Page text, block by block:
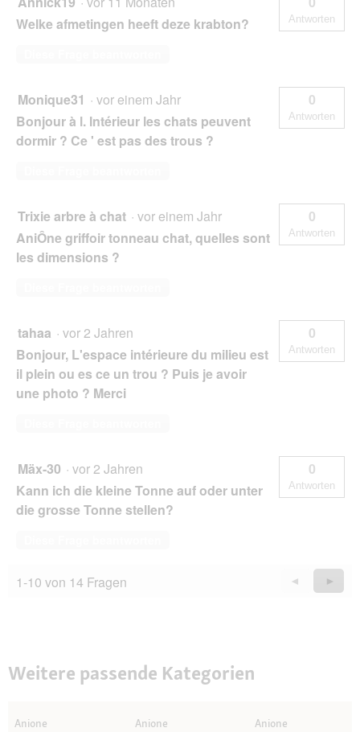
Welke afmetingen heeft deze krabton?
Antworten
Monique31 · vor einem Jahr
Bonjour à l. Intérieur les chats peuvent
dormir ? Ce ' est pas des trous ?
0
Antworten
Trixie arbre à chat · vor einem Jahr
AniÔne griffoir tonneau chat, quelles sont
les dimensions ?
0
Antworten
tahaa · vor 2 Jahren
Bonjour, L'espace intérieure du milieu est
il plein ou es ce un trou ? Puis je avoir
une photo ? Merci
0
Antworten
Mäx-30 · vor 2 Jahren
Kann ich die kleine Tonne auf oder unter
die grosse Tonne stellen?
0
Antworten
1-10 von 14 Fragen
Zurück
Questions
◄
Weiter
►
Weitere passende Kategorien
Anione
Anione
Anione